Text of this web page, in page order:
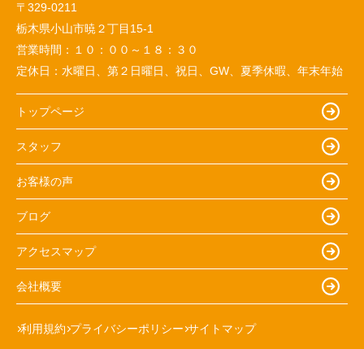
〒329-0211
栃木県小山市暁２丁目15-1
営業時間： １０：００～１８：３０
定休日： 水曜日、第２日曜日、祝日、GW、夏季休暇、年末年始
トップページ
スタッフ
お客様の声
ブログ
アクセスマップ
会社概要
利用規約 プライバシーポリシー サイトマップ